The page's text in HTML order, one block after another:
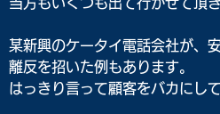
当方もいくつも出て行かせて頂
某新興のケータイ電話会社が、
離反を招いた例もあります。
はっきり言って顧客をバカにし